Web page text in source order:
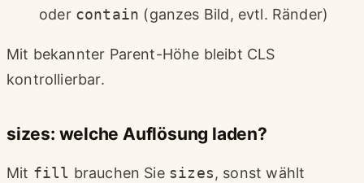
oder contain (ganzes Bild, evtl. Ränder)
Mit bekannter Parent-Höhe bleibt CLS
kontrollierbar.
sizes: welche Auflösung laden?
Mit fill brauchen Sie sizes, sonst wählt